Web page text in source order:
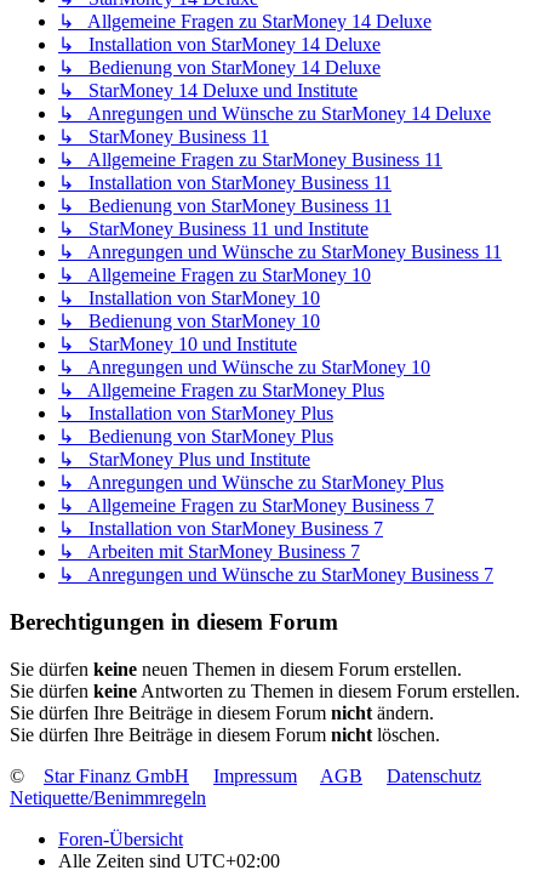
↳ Allgemeine Fragen zu StarMoney 14 Deluxe
↳ Installation von StarMoney 14 Deluxe
↳ Bedienung von StarMoney 14 Deluxe
↳ StarMoney 14 Deluxe und Institute
↳ Anregungen und Wünsche zu StarMoney 14 Deluxe
↳ StarMoney Business 11
↳ Allgemeine Fragen zu StarMoney Business 11
↳ Installation von StarMoney Business 11
↳ Bedienung von StarMoney Business 11
↳ StarMoney Business 11 und Institute
↳ Anregungen und Wünsche zu StarMoney Business 11
↳ Allgemeine Fragen zu StarMoney 10
↳ Installation von StarMoney 10
↳ Bedienung von StarMoney 10
↳ StarMoney 10 und Institute
↳ Anregungen und Wünsche zu StarMoney 10
↳ Allgemeine Fragen zu StarMoney Plus
↳ Installation von StarMoney Plus
↳ Bedienung von StarMoney Plus
↳ StarMoney Plus und Institute
↳ Anregungen und Wünsche zu StarMoney Plus
↳ Allgemeine Fragen zu StarMoney Business 7
↳ Installation von StarMoney Business 7
↳ Arbeiten mit StarMoney Business 7
↳ Anregungen und Wünsche zu StarMoney Business 7
Berechtigungen in diesem Forum
Sie dürfen keine neuen Themen in diesem Forum erstellen.
Sie dürfen keine Antworten zu Themen in diesem Forum erstellen.
Sie dürfen Ihre Beiträge in diesem Forum nicht ändern.
Sie dürfen Ihre Beiträge in diesem Forum nicht löschen.
©
Star Finanz GmbH Impressum AGB
Datenschutz
Netiquette/Benimmregeln
Foren-Übersicht
Alle Zeiten sind UTC+02:00